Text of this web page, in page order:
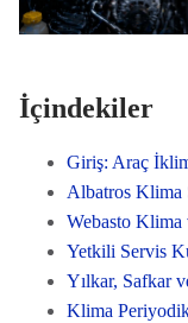
İçindekiler
Giriş: Araç
Albatros Klima
Webasto Klima
Yetkili Servis
Yılkar, Safkar
Klima